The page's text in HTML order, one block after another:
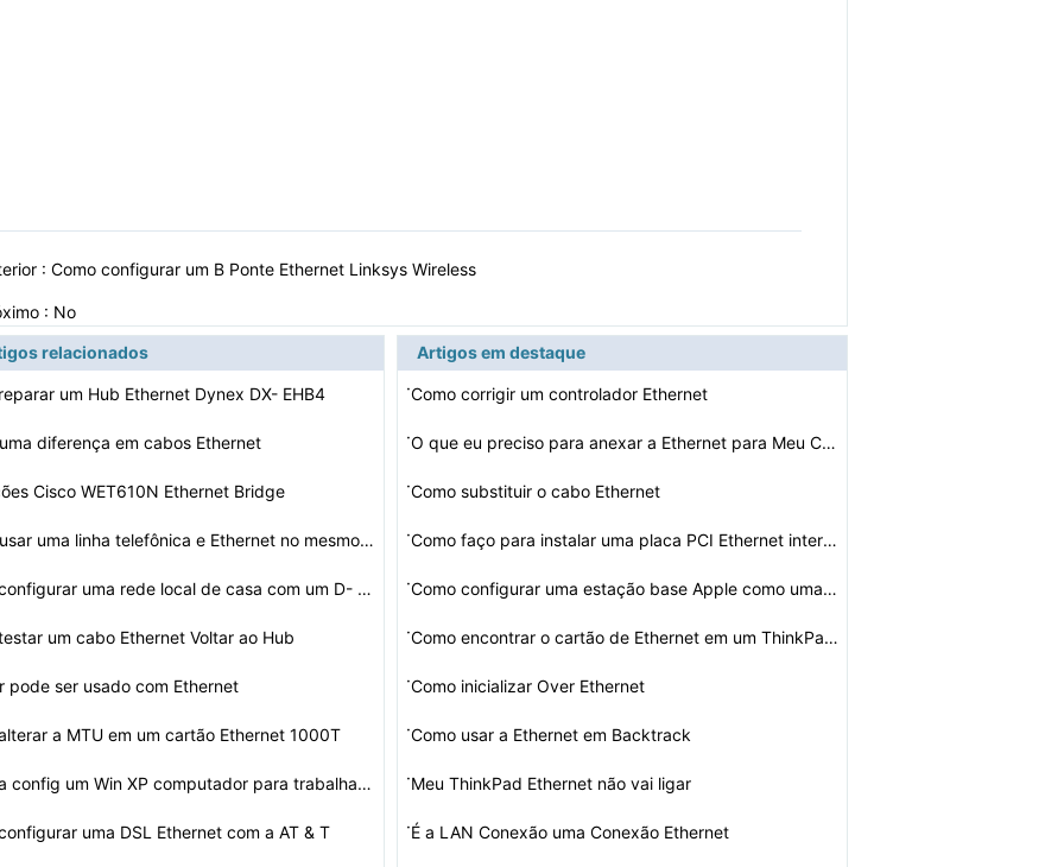
: Como configurar um B Ponte Ethernet Linksys Wireless
: No
relacionados
um Hub Ethernet Dynex DX- EHB4
diferença em cabos Ethernet
Cisco WET610N Ethernet Bridge
Posso usar uma linha telefônica e Ethernet no mesmo ca…
Como configurar uma rede local de casa com um D- Link D…
um cabo Ethernet Voltar ao Hub
pode ser usado com Ethernet
a MTU em um cartão Ethernet 1000T
Como a config um Win XP computador para trabalhar com u…
uma DSL Ethernet com a AT & T
Artigos em destaque
·Como corrigir um controlador Ethernet
· O que eu preciso para anexar a Ethernet para Meu Comput…
·Como substituir o cabo Ethernet
· Como faço para instalar uma placa PCI Ethernet interno…
· Como configurar uma estação base Apple como uma ponte…
· Como encontrar o cartão de Ethernet em um ThinkPad
·Como inicializar Over Ethernet
·Como usar a Ethernet em Backtrack
·Meu ThinkPad Ethernet não vai ligar
·É a LAN Conexão uma Conexão Ethernet